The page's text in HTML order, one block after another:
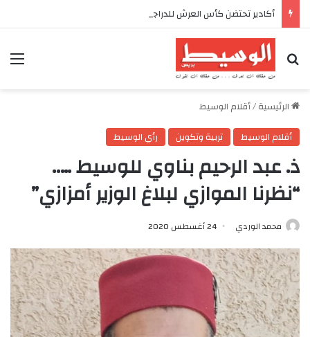
بحث عن
الرئيسية/أقلام الوسيط
أقلام الوسيط
تربية وتكوين رأي الوسيط
ذ. عبد الرحيم بناوي للوسيط …..
“نظرنا الموازي لبلاغ الوزير أمزازي”
محمد الوردي 24 أغسطس 2020